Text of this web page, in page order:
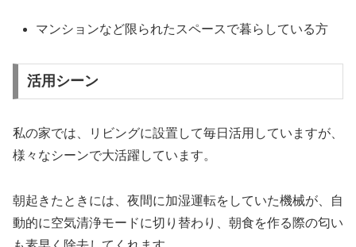
マンションなど限られたスペースで暮らしている方
活用シーン
私の家では、リビングに設置して毎日活用していますが、
様々なシーンで大活躍しています。
朝起きたときには、夜間に加湿運転をしていた機械が、自
動的に空気清浄モードに切り替わり、朝食を作る際の匂い